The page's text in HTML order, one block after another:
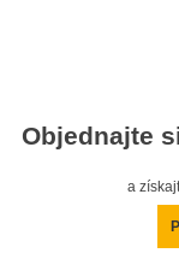
Objednajte
a